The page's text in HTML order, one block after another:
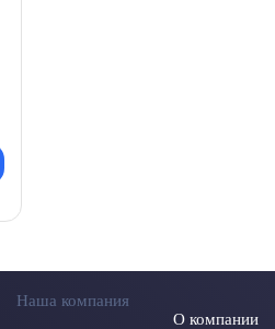
Наша компания
О компании